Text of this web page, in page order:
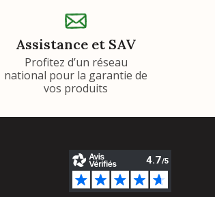
Assistance et SAV
Profitez d’un réseau
national pour la garantie de
vos produits